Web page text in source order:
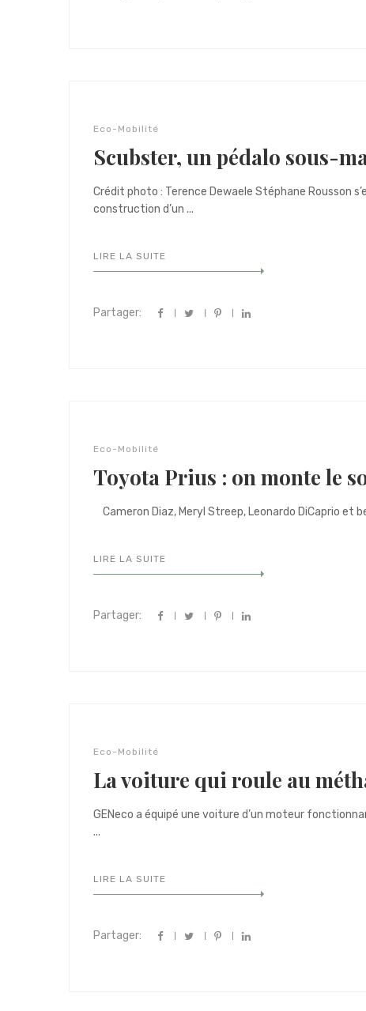
Eco-Mobilité
Scubster, un pédalo sous-
Crédit photo : Terence Dewaele Stéphane Rousson
construction d’un ...
LIRE LA SUITE
Partager:
Eco-Mobilité
Toyota Prius : on monte le
Cameron Diaz, Meryl Streep, Leonardo DiCaprio et
LIRE LA SUITE
Partager:
Eco-Mobilité
La voiture qui roule au
GENeco a équipé une voiture d’un moteur
...
LIRE LA SUITE
Partager: